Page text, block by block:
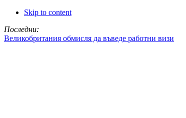
Skip to content
Последни:
Великобритания обмисля да въведе работни визи